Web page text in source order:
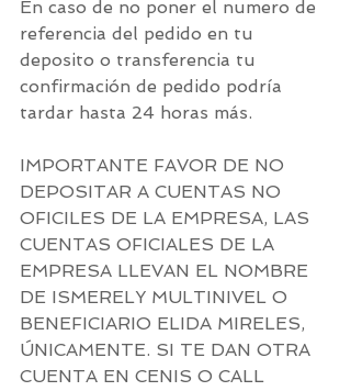
En caso de no poner el numero de
referencia del pedido en tu
deposito o transferencia tu
confirmación de pedido podría
tardar hasta 24 horas más.
IMPORTANTE FAVOR DE NO
DEPOSITAR A CUENTAS NO
OFICILES DE LA EMPRESA, LAS
CUENTAS OFICIALES DE LA
EMPRESA LLEVAN EL NOMBRE
DE ISMERELY MULTINIVEL O
BENEFICIARIO ELIDA MIRELES,
ÚNICAMENTE. SI TE DAN OTRA
CUENTA EN CENIS O CALL